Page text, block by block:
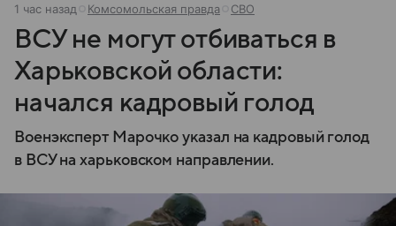
1 час назад Комсомольская правда СВО
ВСУ не могут отбиваться в
Харьковской области:
начался кадровый голод
Военэксперт Марочко указал на кадровый голод
в ВСУ на харьковском направлении.